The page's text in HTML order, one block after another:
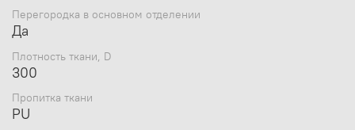
Перегородка в основном отделении
Да
Плотность ткани, D
300
Пропитка ткани
PU